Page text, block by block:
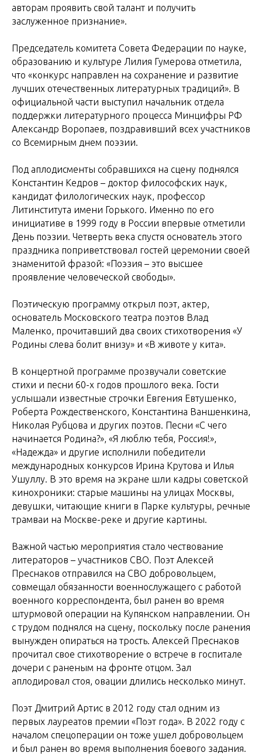
авторам проявить свой талант и получить
заслуженное признание».
Председатель комитета Совета Федерации по науке,
образованию и культуре Лилия Гумерова отметила,
что «конкурс направлен на сохранение и развитие
лучших отечественных литературных традиций». В
официальной части выступил начальник отдела
поддержки литературного процесса Минцифры РФ
Александр Воропаев, поздравивший всех участников
со Всемирным днем поэзии.
Под аплодисменты собравшихся на сцену поднялся
Константин Кедров – доктор философских наук,
кандидат филологических наук, профессор
Литинститута имени Горького. Именно по его
инициативе в 1999 году в России впервые отметили
День поэзии. Четверть века спустя основатель этого
праздника поприветствовал гостей церемонии своей
знаменитой фразой: «Поэзия – это высшее
проявление человеческой свободы».
Поэтическую программу открыл поэт, актер,
основатель Московского театра поэтов Влад
Маленко, прочитавший два своих стихотворения «У
Родины слева болит внизу» и «В животе у кита».
В концертной программе прозвучали советские
стихи и песни 60-х годов прошлого века. Гости
услышали известные строчки Евгения Евтушенко,
Роберта Рождественского, Константина Ваншенкина,
Николая Рубцова и других поэтов. Песни «С чего
начинается Родина?», «Я люблю тебя, Россия!»,
«Надежда» и другие исполнили победители
международных конкурсов Ирина Крутова и Илья
Ушуллу. В это время на экране шли кадры советской
кинохроники: старые машины на улицах Москвы,
девушки, читающие книги в Парке культуры, речные
трамваи на Москве-реке и другие картины.
Важной частью мероприятия стало чествование
литераторов – участников СВО. Поэт Алексей
Преснаков отправился на СВО добровольцем,
совмещал обязанности военнослужащего с работой
военного корреспондента, был ранен во время
штурмовой операции на Купянском направлении. Он
с трудом поднялся на сцену, поскольку после ранения
вынужден опираться на трость. Алексей Преснаков
прочитал свое стихотворение о встрече в госпитале
дочери с раненым на фронте отцом. Зал
аплодировал стоя, овации длились несколько минут.
Поэт Дмитрий Артис в 2012 году стал одним из
первых лауреатов премии «Поэт года». В 2022 году с
началом спецоперации он тоже ушел добровольцем
и был ранен во время выполнения боевого задания.